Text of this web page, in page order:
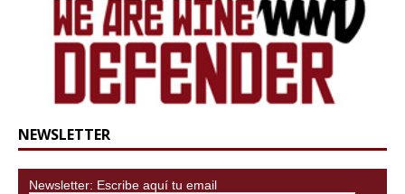
NEWSLETTER
Newsletter: Escribe aquí tu email